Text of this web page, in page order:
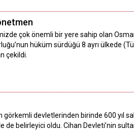
çok önemli bir yere sahip olan
hüküm sürdüğü 8 ayrı ülkede
çekildi.
görkemli devletlerinden birinde 600 yıl
de belirleyici oldu. Cihan Devleti’nin